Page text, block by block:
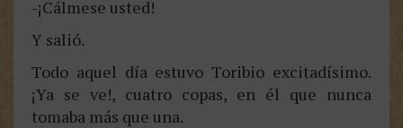
-¡Cálmese usted!
Y salió.
Todo aquel día estuvo Toribio excitadísimo.
¡Ya se ve!, cuatro copas, en él que nunca
tomaba más que una.